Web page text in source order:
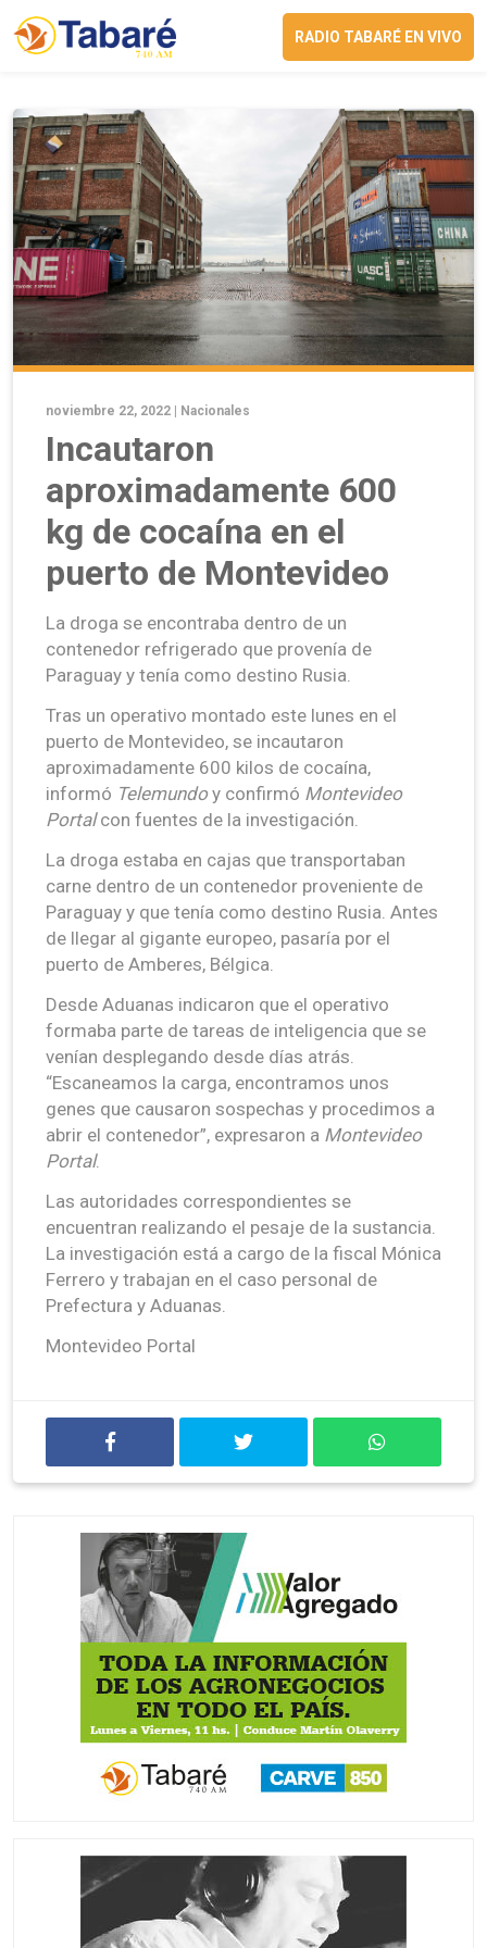
RADIO TABARÉ EN VIVO
noviembre 22, 2022 | Nacionales
Incautaron
aproximadamente 600
kg de cocaína en el
puerto de Montevideo
La droga se encontraba dentro de un
contenedor refrigerado que provenía de
Paraguay y tenía como destino Rusia.
Tras un operativo montado este lunes en el
puerto de Montevideo, se incautaron
aproximadamente 600 kilos de cocaína,
informó Telemundoy confirmó Montevideo
Portalcon fuentes de la investigación.
La droga estaba en cajas que transportaban
carne dentro de un contenedor proveniente de
Paraguay y que tenía como destino Rusia. Antes
de llegar al gigante europeo, pasaría por el
puerto de Amberes, Bélgica.
Desde Aduanas indicaron que el operativo
formaba parte de tareas de inteligencia que se
venían desplegando desde días atrás.
“Escaneamos la carga, encontramos unos
genes que causaron sospechas y procedimos a
abrir el contenedor”, expresaron a Montevideo
Portal.
Las autoridades correspondientes se
encuentran realizando el pesaje de la sustancia.
La investigación está a cargo de la fiscal Mónica
Ferrero y trabajan en el caso personal de
Prefectura y Aduanas.
Montevideo Portal